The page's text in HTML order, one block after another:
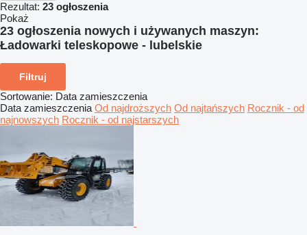
Rezultat: 23 ogłoszenia
Pokaż
23 ogłoszenia nowych i używanych maszyn:
Ładowarki teleskopowe - lubelskie
Filtruj
Sortowanie: Data zamieszczenia
Data zamieszczenia Od najdroższych Od najtańszych Rocznik - od
najnowszych Rocznik - od najstarszych